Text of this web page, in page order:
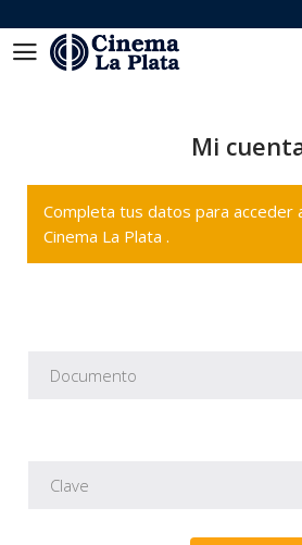
Mi
Completa tus datos para acceder
Cinema La Plata .